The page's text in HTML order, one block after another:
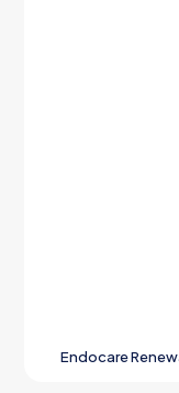
Endocare